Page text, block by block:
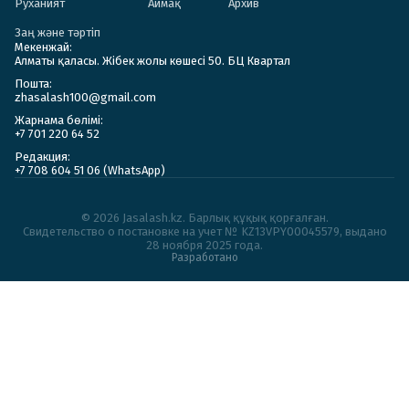
Руханият Аймақ Архив
Заң және тәртіп
Мекенжай:
Алматы қаласы. Жібек жолы көшесі 50. БЦ Квартал
Пошта:
zhasalash100@gmail.com
Жарнама бөлімі:
+7 701 220 64 52
Редакция:
+7 708 604 51 06 (WhatsApp)
© 2026 Jasalash.kz. Барлық құқық қорғалған.
Cвидетельство о постановке на учет № KZ13VPY00045579, выдано
28 ноября 2025 года.
Разработано